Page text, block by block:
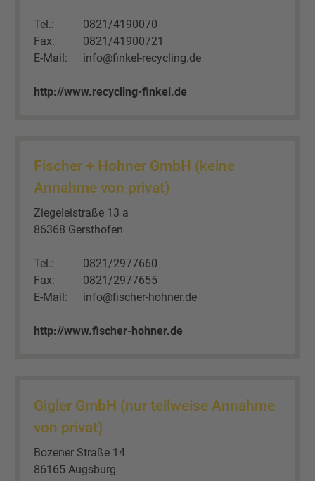
Tel.:
0821/4190070
Fax:
0821/41900721
E-Mail:
info@finkel-recycling.de
http://www.recycling-finkel.de
Fischer + Hohner GmbH (keine
Annahme von privat)
Ziegeleistraße 13 a
86368 Gersthofen
Tel.:
0821/2977660
Fax:
0821/2977655
E-Mail:
info@fischer-hohner.de
http://www.fischer-hohner.de
Gigler GmbH (nur teilweise Annahme
von privat)
Bozener Straße 14
86165 Augsburg